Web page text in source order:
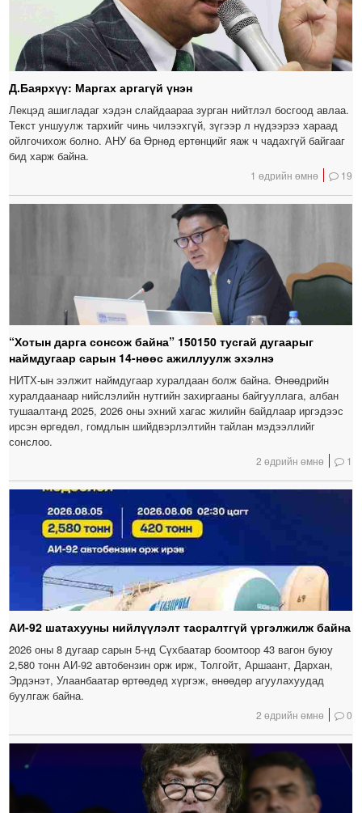
Д.Баярхүү: Маргах аргагүй үнэн
Лекцэд ашигладаг хэдэн слайдаараа зурган нийтлэл босгоод авлаа.
Текст уншуулж тархийг чинь чилээхгүй, зүгээр л нүдээрээ хараад
ойлгочихож болно. АНУ ба Өрнөд ертөнцийг яаж ч чадахгүй байгааг
бид харж байна.
1 өдрийн өмнө 19
“Хотын дарга сонсож байна” 150150 тусгай дугаарыг
наймдугаар сарын 14-нөөс ажиллуулж эхэлнэ
НИТХ-ын ээлжит наймдугаар хуралдаан болж байна. Өнөөдрийн
хуралдаанаар нийслэлийн нутгийн захиргааны байгууллага, албан
тушаалтанд 2025, 2026 оны эхний хагас жилийн байдлаар иргэдээс
ирсэн өргөдөл, гомдлын шийдвэрлэлтийн тайлан мэдээллийг
сонслоо.
2 өдрийн өмнө 1
АИ-92 шатахууны нийлүүлэлт тасралтгүй үргэлжилж байна
2026 оны 8 дугаар сарын 5-нд Сүхбаатар боомтоор 43 вагон буюу
2,580 тонн АИ-92 автобензин орж ирж, Толгойт, Аршаант, Дархан,
Эрдэнэт, Улаанбаатар өртөөдөд хүргэж, өнөөдөр агуулахуудад
буулгаж байна.
2 өдрийн өмнө 0